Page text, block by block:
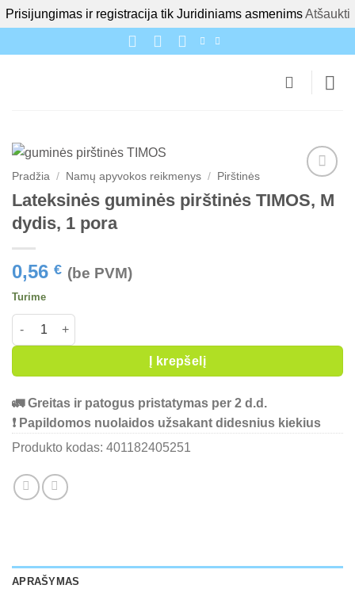
Prisijungimas ir registracija tik Juridiniams asmenimsAtšaukti
to
Pradžia / Namų apyvokos reikmenys / Pirštinės
Lateksinės guminės pirštinės TIMOS, M
dydis, 1 pora
0,56 € (be PVM)
Turime
produkto kiekis: Lateksinės guminės pirštinės TIMOS, M
Į krepšelį
🚛 Greitas ir patogus pristatymas per 2 d.d.
❗ Papildomos nuolaidos užsakant didesnius kiekius
Produkto kodas: 401182405251
APRAŠYMAS